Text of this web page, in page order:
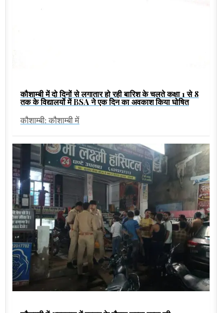
कौशाम्बी में दो दिनों से लगातार हो रही बारिश के चलते कक्षा 1 से 8
तक के विद्यालयों में BSA ने एक दिन का अवकाश किया घोषित
कौशाम्बी: कौशाम्बी में